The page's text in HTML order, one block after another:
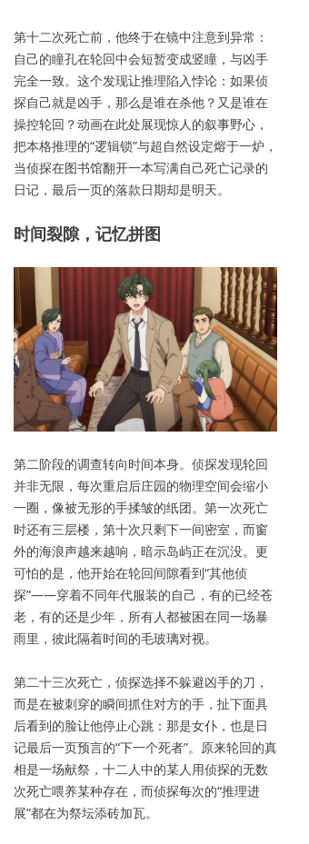
第十二次死亡前，他终于在镜中注意到异常：
自己的瞳孔在轮回中会短暂变成竖瞳，与凶手
完全一致。这个发现让推理陷入悖论：如果侦
探自己就是凶手，那么是谁在杀他？又是谁在
操控轮回？动画在此处展现惊人的叙事野心，
把本格推理的“逻辑锁”与超自然设定熔于一炉，
当侦探在图书馆翻开一本写满自己死亡记录的
日记，最后一页的落款日期却是明天。
时间裂隙，记忆拼图
第二阶段的调查转向时间本身。侦探发现轮回
并非无限，每次重启后庄园的物理空间会缩小
一圈，像被无形的手揉皱的纸团。第一次死亡
时还有三层楼，第十次只剩下一间密室，而窗
外的海浪声越来越响，暗示岛屿正在沉没。更
可怕的是，他开始在轮回间隙看到“其他侦
探”——穿着不同年代服装的自己，有的已经苍
老，有的还是少年，所有人都被困在同一场暴
雨里，彼此隔着时间的毛玻璃对视。
第二十三次死亡，侦探选择不躲避凶手的刀，
而是在被刺穿的瞬间抓住对方的手，扯下面具
后看到的脸让他停止心跳：那是女仆，也是日
记最后一页预言的“下一个死者”。原来轮回的真
相是一场献祭，十二人中的某人用侦探的无数
次死亡喂养某种存在，而侦探每次的“推理进
展”都在为祭坛添砖加瓦。